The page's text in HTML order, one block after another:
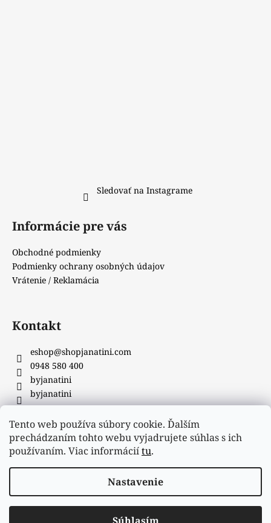
Tento web používa súbory cookie. Ďalším
prechádzaním tohto webu vyjadrujete súhlas s ich
používaním. Viac informáciítu.
Nastavenie
Sledovať na Instagrame
Informácie pre vás
Obchodné podmienky
Podmienky ochrany osobných údajov
Vrátenie / Reklamácia
Kontakt
eshop@shopjanatini.com
0948 580 400
byjanatini
byjanatini
Facebook
JANATINI. Všetky práva vyhradené.